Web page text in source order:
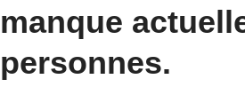
manque
personnes.